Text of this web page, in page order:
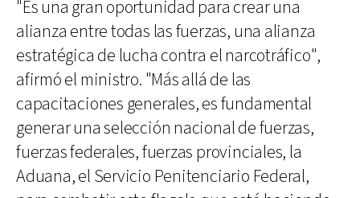
"Es una gran oportunidad para crear una
alianza entre todas las fuerzas, una alianza
estratégica de lucha contra el narcotráfico",
afirmó el ministro. "Más allá de las
capacitaciones generales, es fundamental
generar una selección nacional de fuerzas,
fuerzas federales, fuerzas provinciales, la
Aduana, el Servicio Penitenciario Federal,